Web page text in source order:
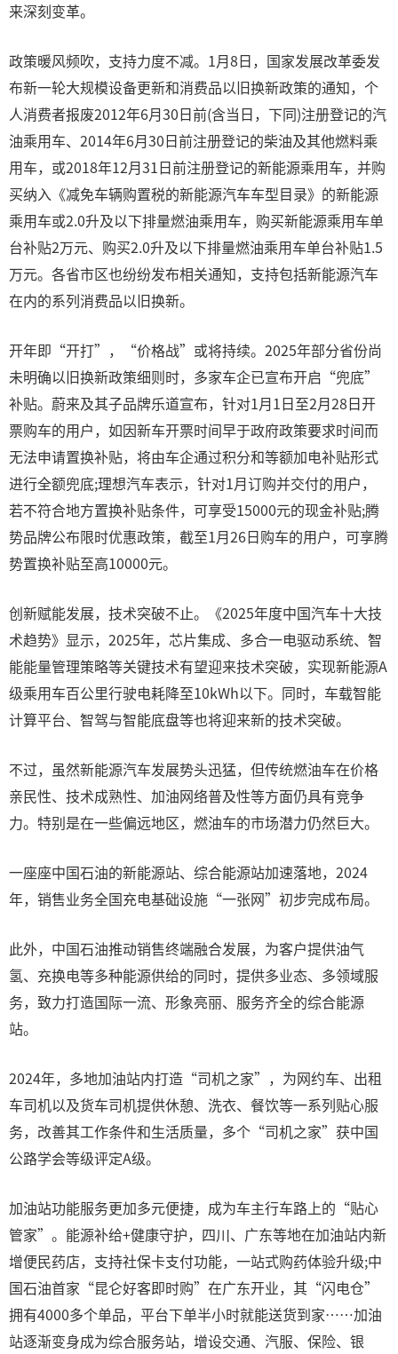
来深刻变革。
政策暖风频吹，支持力度不减。1月8日，国家发展改革委发
布新一轮大规模设备更新和消费品以旧换新政策的通知，个
人消费者报废2012年6月30日前(含当日，下同)注册登记的汽
油乘用车、2014年6月30日前注册登记的柴油及其他燃料乘
用车，或2018年12月31日前注册登记的新能源乘用车，并购
买纳入《减免车辆购置税的新能源汽车车型目录》的新能源
乘用车或2.0升及以下排量燃油乘用车，购买新能源乘用车单
台补贴2万元、购买2.0升及以下排量燃油乘用车单台补贴1.5
万元。各省市区也纷纷发布相关通知，支持包括新能源汽车
在内的系列消费品以旧换新。
开年即“开打”，“价格战”或将持续。2025年部分省份尚
未明确以旧换新政策细则时，多家车企已宣布开启“兜底”
补贴。蔚来及其子品牌乐道宣布，针对1月1日至2月28日开
票购车的用户，如因新车开票时间早于政府政策要求时间而
无法申请置换补贴，将由车企通过积分和等额加电补贴形式
进行全额兜底;理想汽车表示，针对1月订购并交付的用户，
若不符合地方置换补贴条件，可享受15000元的现金补贴;腾
势品牌公布限时优惠政策，截至1月26日购车的用户，可享腾
势置换补贴至高10000元。
创新赋能发展，技术突破不止。《2025年度中国汽车十大技
术趋势》显示，2025年，芯片集成、多合一电驱动系统、智
能能量管理策略等关键技术有望迎来技术突破，实现新能源A
级乘用车百公里行驶电耗降至10kWh以下。同时，车载智能
计算平台、智驾与智能底盘等也将迎来新的技术突破。
不过，虽然新能源汽车发展势头迅猛，但传统燃油车在价格
亲民性、技术成熟性、加油网络普及性等方面仍具有竞争
力。特别是在一些偏远地区，燃油车的市场潜力仍然巨大。
一座座中国石油的新能源站、综合能源站加速落地，2024
年，销售业务全国充电基础设施“一张网”初步完成布局。
此外，中国石油推动销售终端融合发展，为客户提供油气
氢、充换电等多种能源供给的同时，提供多业态、多领域服
务，致力打造国际一流、形象亮丽、服务齐全的综合能源
站。
2024年，多地加油站内打造“司机之家”，为网约车、出租
车司机以及货车司机提供休憩、洗衣、餐饮等一系列贴心服
务，改善其工作条件和生活质量，多个“司机之家”获中国
公路学会等级评定A级。
加油站功能服务更加多元便捷，成为车主行车路上的“贴心
管家”。能源补给+健康守护，四川、广东等地在加油站内新
增便民药店，支持社保卡支付功能，一站式购药体验升级;中
国石油首家“昆仑好客即时购”在广东开业，其“闪电仓”
拥有4000多个单品，平台下单半小时就能送货到家……加油
站逐渐变身成为综合服务站，增设交通、汽服、保险、银